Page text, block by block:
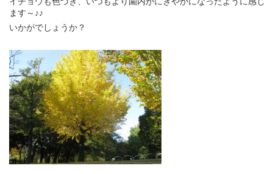
ます～♪♪
いかがでしょうか？